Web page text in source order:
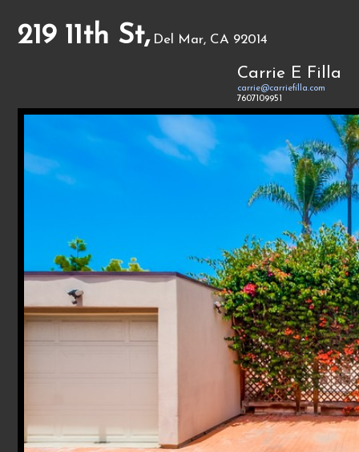
219 11th St, Del Mar, CA 92014
Carrie E Filla
carrie@carriefilla.com
7607109951